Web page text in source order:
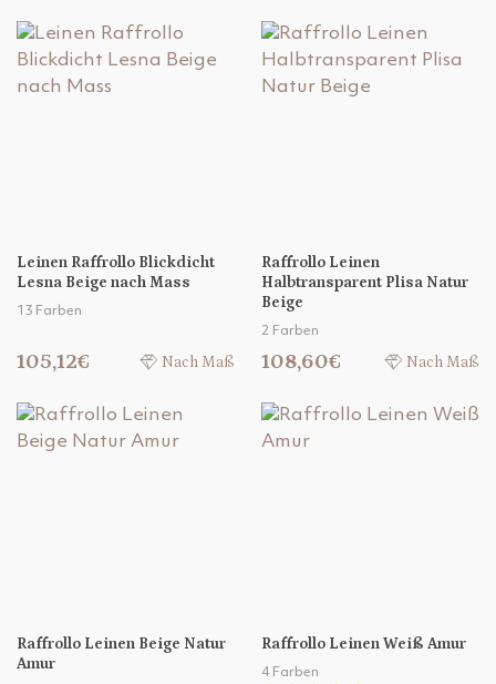
Leinen Raffrollo Blickdicht
Lesna Beige nach Mass
13 Farben
105,12€ Nach Maß
Raffrollo Leinen
Halbtransparent Plisa Natur
Beige
2 Farben
108,60€ Nach Maß
Raffrollo Leinen Beige Natur
Amur
Raffrollo Leinen Weiß Amur
4 Farben